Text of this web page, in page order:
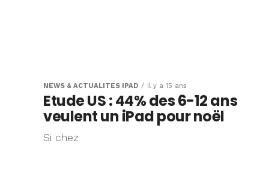
NEWS & ACTUALITÉS IPAD Il y a 15 ans
Etude US : 44% des 6-12 ans
veulent un iPad pour noël
Si chez